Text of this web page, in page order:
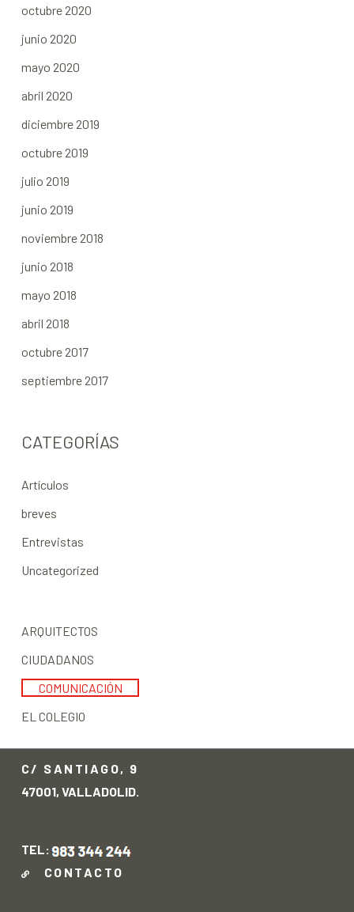
octubre 2020
junio 2020
mayo 2020
abril 2020
diciembre 2019
octubre 2019
julio 2019
junio 2019
noviembre 2018
junio 2018
mayo 2018
abril 2018
octubre 2017
septiembre 2017
CATEGORÍAS
Artículos
breves
Entrevistas
Uncategorized
ARQUITECTOS
CIUDADANOS
COMUNICACIÓN
EL COLEGIO
C/ SANTIAGO, 9
47001, VALLADOLID.
TEL:
CONTACTO